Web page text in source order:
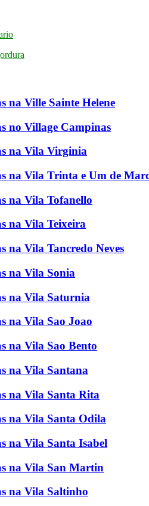
na Ville Sainte Helene
no Village Campinas
na Vila Virginia
na Vila Trinta e Um de
na Vila Tofanello
na Vila Teixeira
na Vila Tancredo Neves
na Vila Sonia
na Vila Saturnia
na Vila Sao Joao
na Vila Sao Bento
na Vila Santana
na Vila Santa Rita
na Vila Santa Odila
na Vila Santa Isabel
na Vila San Martin
na Vila Saltinho